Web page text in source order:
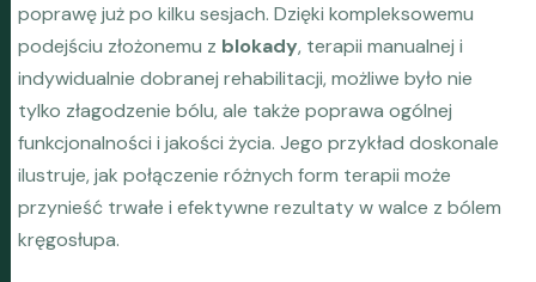
poprawę już po kilku sesjach. Dzięki kompleksowemu
podejściu złożonemu z blokady, terapii manualnej i
indywidualnie dobranej rehabilitacji, możliwe było nie
tylko złagodzenie bólu, ale także poprawa ogólnej
funkcjonalności i jakości życia. Jego przykład doskonale
ilustruje, jak połączenie różnych form terapii może
przynieść trwałe i efektywne rezultaty w walce z bólem
kręgosłupa.